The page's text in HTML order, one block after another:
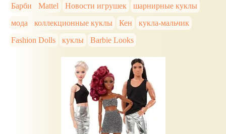
Барби Mattel Новости игрушек
шарнирные куклы
мода
коллекционные куклы Кен
кукла-мальчик
Fashion Dolls
куклы Barbie Looks